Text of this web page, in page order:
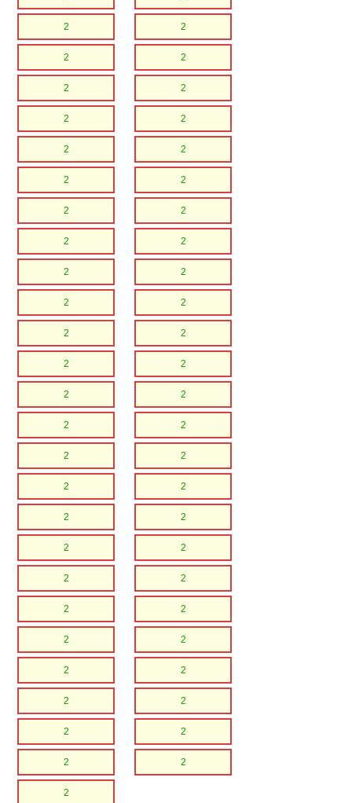
2 2
2 2
2 2
2 2
2 2
2 2
2 2
2 2
2 2
2 2
2 2
2 2
2 2
2 2
2 2
2 2
2 2
2 2
2 2
2 2
2 2
2 2
2 2
2 2
2 2
2